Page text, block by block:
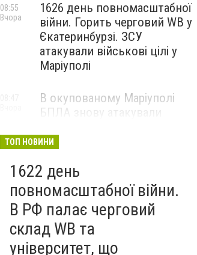
1626 день повномасштабної
війни. Горить черговий WB у
Єкатеринбурзі. ЗСУ
атакували військові цілі у
Маріуполі
08:55
Вчора
В окупованому Маріуполі
БПЛА знову атакували
— ВІДЕО
ТОП НОВИНИ
1622 день
повномасштабної війни.
В РФ палає черговий
склад WB та
університет, що